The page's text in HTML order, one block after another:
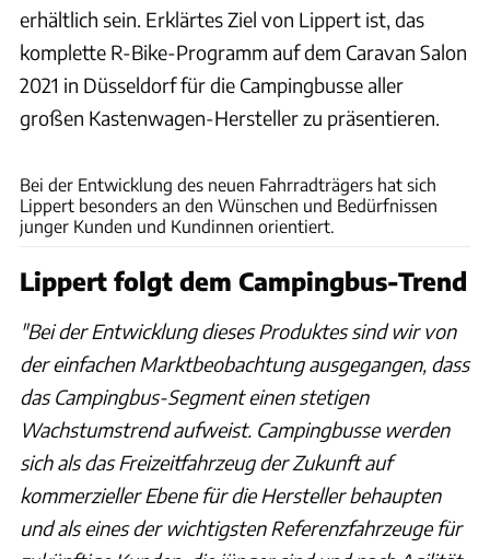
erhältlich sein. Erklärtes Ziel von Lippert ist, das
komplette R-Bike-Programm auf dem Caravan Salon
2021 in Düsseldorf für die Campingbusse aller
großen Kastenwagen-Hersteller zu präsentieren.
Bei der Entwicklung des neuen Fahrradträgers hat sich
Lippert besonders an den Wünschen und Bedürfnissen
junger Kunden und Kundinnen orientiert.
Lippert folgt dem Campingbus-Trend
"Bei der Entwicklung dieses Produktes sind wir von
der einfachen Marktbeobachtung ausgegangen, dass
das Campingbus-Segment einen stetigen
Wachstumstrend aufweist. Campingbusse werden
sich als das Freizeitfahrzeug der Zukunft auf
kommerzieller Ebene für die Hersteller behaupten
und als eines der wichtigsten Referenzfahrzeuge für